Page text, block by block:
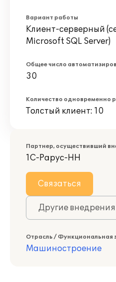
Вариант работы
Клиент-серверный
Microsoft SQL Server)
Общее число
30
Количество одновременно
Толстый клиент: 10
Партнер, осуществивший
1С-Рарус-НН
Связаться
Другие
Отрасль / Функциональная
Машиностроение